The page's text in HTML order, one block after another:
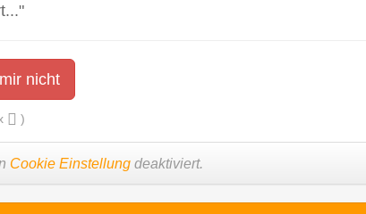
nicht
)
Cookie Einstellung deaktiviert.